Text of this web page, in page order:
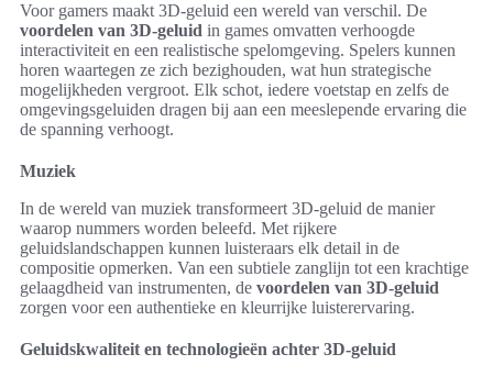
Voor gamers maakt 3D-geluid een wereld van verschil. De
voordelen van 3D-geluid in games omvatten verhoogde
interactiviteit en een realistische spelomgeving. Spelers kunnen
horen waartegen ze zich bezighouden, wat hun strategische
mogelijkheden vergroot. Elk schot, iedere voetstap en zelfs de
omgevingsgeluiden dragen bij aan een meeslepende ervaring die
de spanning verhoogt.
Muziek
In de wereld van muziek transformeert 3D-geluid de manier
waarop nummers worden beleefd. Met rijkere
geluidslandschappen kunnen luisteraars elk detail in de
compositie opmerken. Van een subtiele zanglijn tot een krachtige
gelaagdheid van instrumenten, de voordelen van 3D-geluid
zorgen voor een authentieke en kleurrijke luisterervaring.
Geluidskwaliteit en technologieën achter 3D-geluid